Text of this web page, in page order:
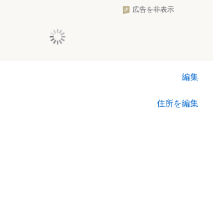
広告を非表示
編集
住所を編集